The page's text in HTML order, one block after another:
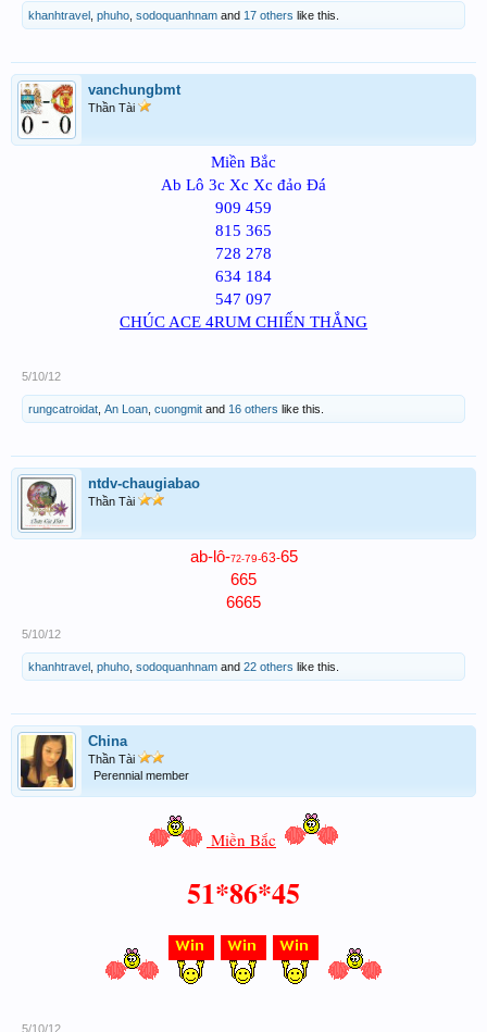
khanhtravel phuho sodoquanhnam and 17 others like this.
vanchungbmt
Thần Tài
Miền Bắc
Ab Lô 3c Xc Xc đảo Đá
909 459
815 365
728 278
634 184
547 097
CHÚC ACE 4RUM CHIẾN THẮNG
5/10/12
rungcatroidat An Loan cuongmit and 16 others like this.
ntdv-chaugiabao
Thần Tài
ab-lô-72-79-63-65
665
6665
5/10/12
khanhtravel phuho sodoquanhnam and 22 others like this.
China
Thần Tài
Perennial member
Miền Bắc
51*86*45
5/10/12